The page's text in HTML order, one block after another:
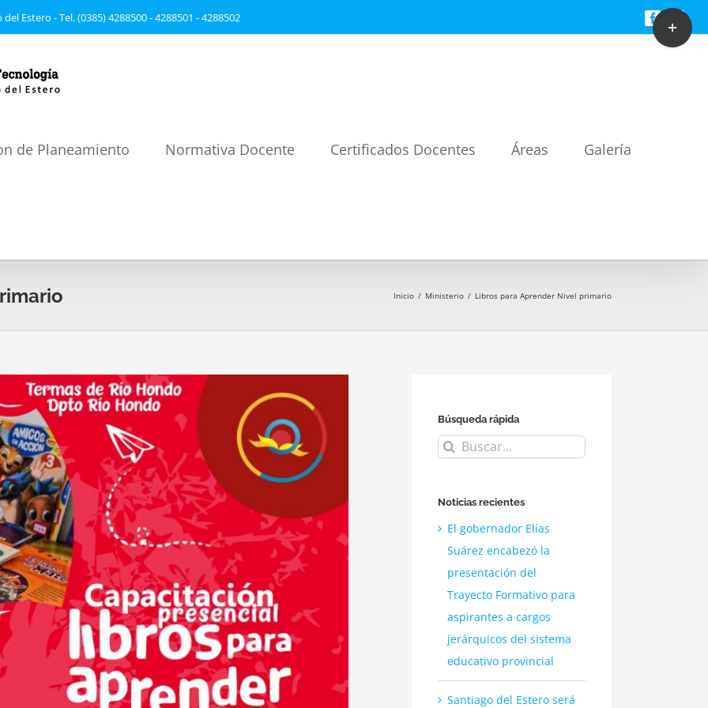
Estero - Tel. (0385) 4288500 - 4288501 - 4288502 Facebook
de Planeamiento Normativa Docente Certificados Docentes Áreas Galería
Inicio / Ministerio / Libros para Aprender Nivel primario
Búsqueda rápida
Buscar:
Noticias recientes
El gobernador Elías
Suárez encabezó la
presentación del
Trayecto Formativo para
aspirantes a cargos
jerárquicos del sistema
educativo provincial
Santiago del Estero será
Toggle
Sliding